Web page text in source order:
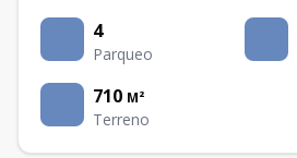
4
Parqueo
710 M²
Terreno